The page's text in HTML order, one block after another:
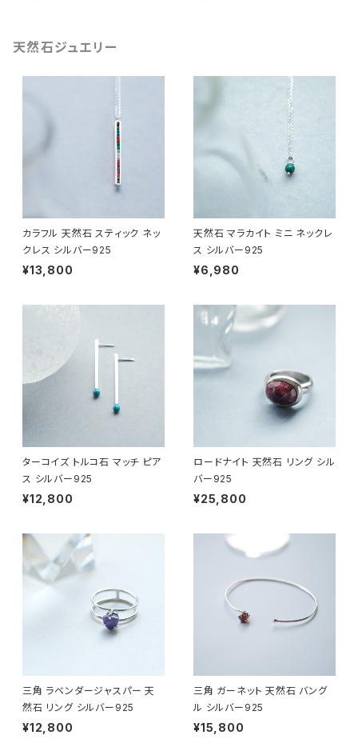
天然石ジュエリー
カラフル 天然石 スティック ネッ
クレス シルバー925
¥13,800
天然石 マラカイト ミニ ネックレ
ス シルバー925
¥6,980
ターコイズ トルコ石 マッチ ピア
ス シルバー925
¥12,800
ロードナイト 天然石 リング シル
バー925
¥25,800
三角 ラベンダージャスパー 天
然石 リング シルバー925
¥12,800
三角 ガーネット 天然石 バング
ル シルバー925
¥15,800